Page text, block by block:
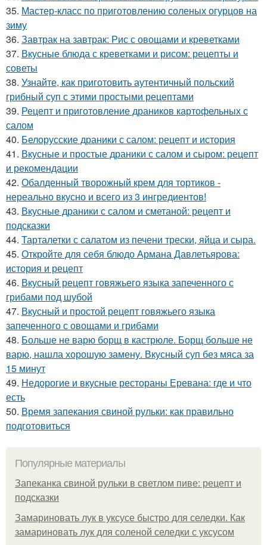
35. Мастер-класс по приготовлению соленых огурцов на
зиму
36. Завтрак на завтрак: Рис с овощами и креветками
37. Вкусные блюда с креветками и рисом: рецепты и
советы
38. Узнайте, как приготовить аутентичный польский
грибный суп с этими простыми рецептами
39. Рецепт и приготовление драников картофельных с
салом
40. Белорусские драники с салом: рецепт и история
41. Вкусные и простые драники с салом и сыром: рецепт
и рекомендации
42. Обалденный творожный крем для тортиков -
нереально вкусно и всего из 3 ингредиентов!
43. Вкусные драники с салом и сметаной: рецепт и
подсказки
44. Тарталетки с салатом из печени трески, яйца и сыра.
45. Откройте для себя блюдо Армана Давлетьярова:
история и рецепт
46. Вкусный рецепт говяжьего языка запеченного с
грибами под шубой
47. Вкусный и простой рецепт говяжьего языка
запеченного с овощами и грибами
48. Больше не варю борщ в кастрюле. Борщ больше не
варю, нашла хорошую замену. Вкусный суп без мяса за
15 минут
49. Недорогие и вкусные рестораны Еревана: где и что
есть
50. Время запекания свиной рульки: как правильно
подготовиться
Популярные материалы
Запеканка свиной рульки в светлом пиве: рецепт и
подсказки
Замариновать лук в уксусе быстро для селедки. Как
замариновать лук для соленой селедки с уксусом